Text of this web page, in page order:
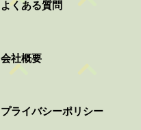
よくある質問
会社概要
プライバシーポリシー